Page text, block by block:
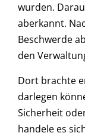
wurden.
aberkannt.
Beschwerde
den
Dort brachte
darlegen
Sicherheit
handele es